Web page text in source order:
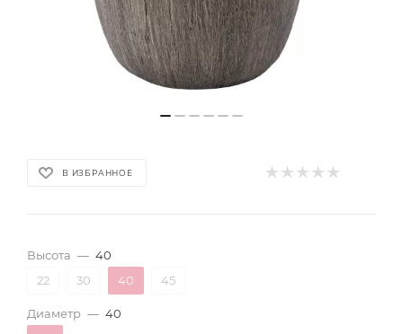
В ИЗБРАННОЕ
Высота — 40
22
30 40 45
Диаметр — 40